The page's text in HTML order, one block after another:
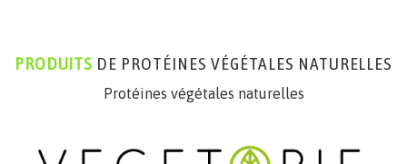
PRODUITS DE PROTÉINES VÉGÉTALES NATURELLES
Protéines végétales naturelles